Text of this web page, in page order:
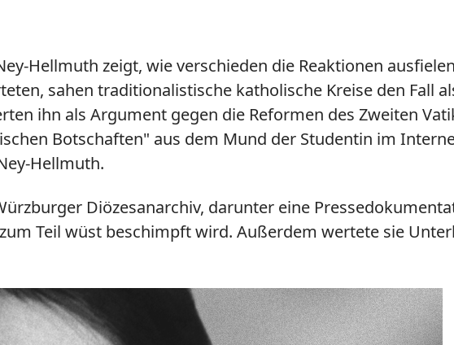
Hellmuth zeigt, wie verschieden die Reaktionen
sahen traditionalistische katholische Kreise den Fall
ihn als Argument gegen die Reformen des Zweiten
Botschaften" aus dem Mund der Studentin im
Hellmuth.
Diözesanarchiv, darunter eine
Teil wüst beschimpft wird. Außerdem wertete sie